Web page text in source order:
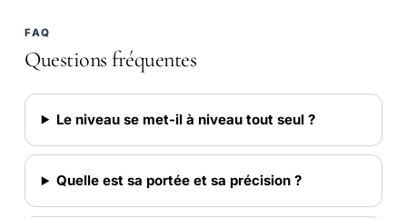
FAQ
Questions fréquentes
Le niveau se met-il à niveau tout seul ?
Quelle est sa portée et sa précision ?